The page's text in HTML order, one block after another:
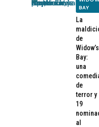
BAY
La
de
Widow’s
Bay:
una
de
terror y
19
al